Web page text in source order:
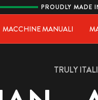
PROUDLY MADE
MACCHINE MANUALI
TRULY